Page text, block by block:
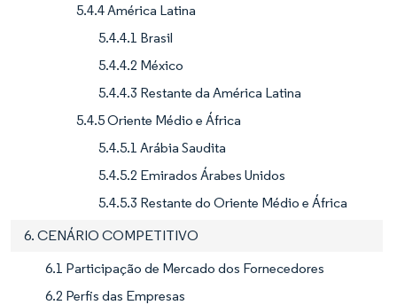
5.4.4 América Latina
5.4.4.1 Brasil
5.4.4.2 México
5.4.4.3 Restante da América Latina
5.4.5 Oriente Médio e África
5.4.5.1 Arábia Saudita
5.4.5.2 Emirados Árabes Unidos
5.4.5.3 Restante do Oriente Médio e África
6. CENÁRIO COMPETITIVO
6.1 Participação de Mercado dos Fornecedores
6.2 Perfis das Empresas